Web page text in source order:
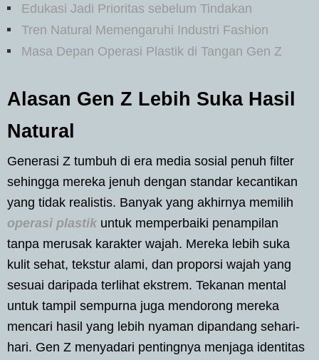
Edukasi Jadi Prioritas sebelum Tindakan
Tren Natural Memengaruhi Industri Fashion
Masa Depan Operasi Plastik di Tangan Gen Z
Alasan Gen Z Lebih Suka Hasil
Natural
Generasi Z tumbuh di era media sosial penuh filter
sehingga mereka jenuh dengan standar kecantikan
yang tidak realistis. Banyak yang akhirnya memilih
operasi plastik untuk memperbaiki penampilan
tanpa merusak karakter wajah. Mereka lebih suka
kulit sehat, tekstur alami, dan proporsi wajah yang
sesuai daripada terlihat ekstrem. Tekanan mental
untuk tampil sempurna juga mendorong mereka
mencari hasil yang lebih nyaman dipandang sehari-
hari. Gen Z menyadari pentingnya menjaga identitas